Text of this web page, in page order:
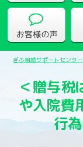
ぎふ相続サポートセンター
＜贈与税
や入院費
行